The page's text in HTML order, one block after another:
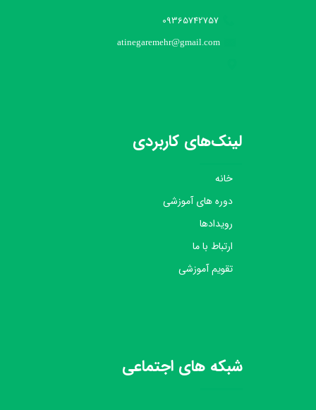
09365742757
atinegaremehr@gmail.com
لینک‌های کاربردی
خانه
دوره های آموزشی
رویدادها
ارتباط با ما
تقویم آموزشی
شبکه های اجتماعی